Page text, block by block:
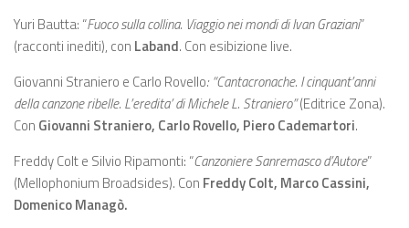
Yuri Bautta: “Fuoco sulla collina. Viaggio nei mondi di Ivan Graziani”
(racconti inediti), con Laband. Con esibizione live.
Giovanni Straniero e Carlo Rovello: “Cantacronache. I cinquant’anni
della canzone ribelle. L’eredita’ di Michele L. Straniero”(Editrice Zona).
Con Giovanni Straniero, Carlo Rovello, Piero Cademartori.
Freddy Colt e Silvio Ripamonti: “Canzoniere Sanremasco d’Autore”
(Mellophonium Broadsides). Con Freddy Colt, Marco Cassini,
Domenico Managò.